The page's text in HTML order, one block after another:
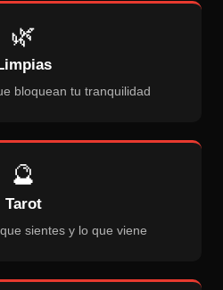
🌿
bloquean tu tranquilidad
🔮
Tarot
sientes y lo que viene